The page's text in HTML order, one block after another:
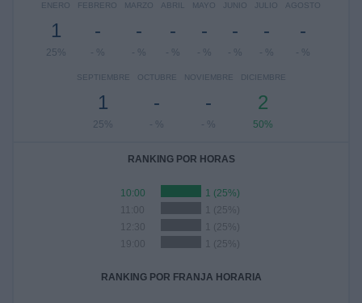
ENERO
1
25%
FEBRERO
-
- %
MARZO
-
- %
ABRIL
-
- %
MAYO
-
- %
JUNIO
-
- %
JULIO
-
- %
AGOSTO
-
- %
SEPTIEMBRE
1
25%
OCTUBRE
-
- %
NOVIEMBRE
-
- %
DICIEMBRE
2
50%
RANKING POR HORAS
10:00
1 (25%)
1 (25%)
12:30
1 (25%)
19:00
1 (25%)
RANKING POR FRANJA HORARIA